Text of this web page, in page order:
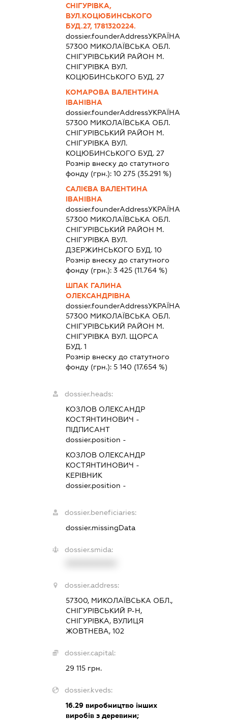
СНІГУРІВКА,
ВУЛ.КОЦЮБИНСЬКОГО
БУД.27, 1781320224.
dossier.founderAddressУКРАЇНА
57300 МИКОЛАЇВСЬКА ОБЛ.
СНIГУРIВСЬКИЙ РАЙОН М.
СНІГУРІВКА ВУЛ.
КОЦЮБИНСЬКОГО БУД. 27
КОМАРОВА ВАЛЕНТИНА
ІВАНІВНА
dossier.founderAddressУКРАЇНА
57300 МИКОЛАЇВСЬКА ОБЛ.
СНIГУРIВСЬКИЙ РАЙОН М.
СНІГУРІВКА ВУЛ.
КОЦЮБИНСЬКОГО БУД. 27
Розмір внеску до статутного
фонду (грн.):10 275 (35.291 %)
САЛІЄВА ВАЛЕНТИНА
ІВАНІВНА
dossier.founderAddressУКРАЇНА
57300 МИКОЛАЇВСЬКА ОБЛ.
СНIГУРIВСЬКИЙ РАЙОН М.
СНІГУРІВКА ВУЛ.
ДЗЕРЖИНСЬКОГО БУД. 10
Розмір внеску до статутного
фонду (грн.):3 425 (11.764 %)
ШПАК ГАЛИНА
ОЛЕКСАНДРІВНА
dossier.founderAddressУКРАЇНА
57300 МИКОЛАЇВСЬКА ОБЛ.
СНIГУРIВСЬКИЙ РАЙОН М.
СНІГУРІВКА ВУЛ. ЩОРСА
БУД. 1
Розмір внеску до статутного
фонду (грн.):5 140 (17.654 %)
dossier.heads:
КОЗЛОВ ОЛЕКСАНДР
КОСТЯНТИНОВИЧ -
ПІДПИСАНТ
dossier.position -
КОЗЛОВ ОЛЕКСАНДР
КОСТЯНТИНОВИЧ -
КЕРІВНИК
dossier.position -
dossier.beneficiaries:
dossier.missingData
dossier.smida:
dossier.address:
57300, МИКОЛАЇВСЬКА ОБЛ.,
СНІГУРІВСЬКИЙ Р-Н,
СНІГУРІВКА, ВУЛИЦЯ
ЖОВТНЕВА, 102
dossier.capital:
29 115 грн.
dossier.kveds:
16.29 виробництво інших
виробів з деревини;